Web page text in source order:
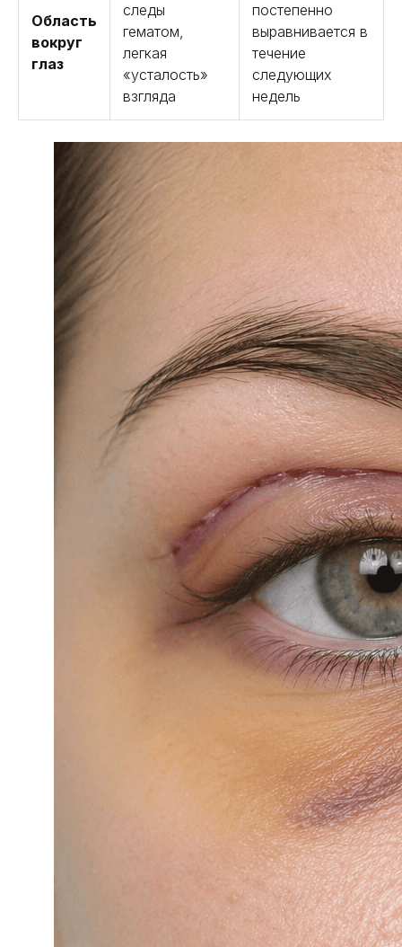
Область
вокруг
глаз
следы
гематом,
легкая
«усталость»
взгляда
постепенно
выравнивается в
течение
следующих
недель